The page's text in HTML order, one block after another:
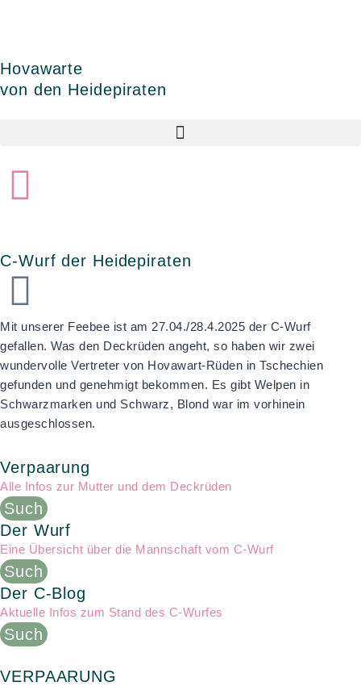
Hovawarte
von den Heidepiraten
C-Wurf der Heidepiraten
Mit unserer Feebee ist am 27.04./28.4.2025 der C-Wurf
gefallen. Was den Deckrüden angeht, so haben wir zwei
wundervolle Vertreter von Hovawart-Rüden in Tschechien
gefunden und genehmigt bekommen. Es gibt Welpen in
Schwarzmarken und Schwarz, Blond war im vorhinein
ausgeschlossen.
Verpaarung
Alle Infos zur Mutter und dem Deckrüden
Such
Der Wurf
Eine Übersicht über die Mannschaft vom C-Wurf
Such
Der C-Blog
Aktuelle Infos zum Stand des C-Wurfes
Such
VERPAARUNG